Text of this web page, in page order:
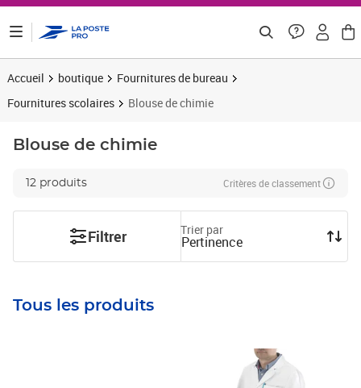
Accueil boutique
Fournitures de bureau
Fournitures scolaires
Blouse de chimie
Blouse de chimie
12 produits Critères de classement
Filtrer Trier par
Pertinence
Tous les produits
Prix 22,53€ HT